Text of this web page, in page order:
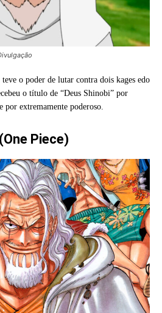
o poder de lutar contra dois kages edo
o título de “Deus Shinobi” por
por extremamente poderoso.
Piece)